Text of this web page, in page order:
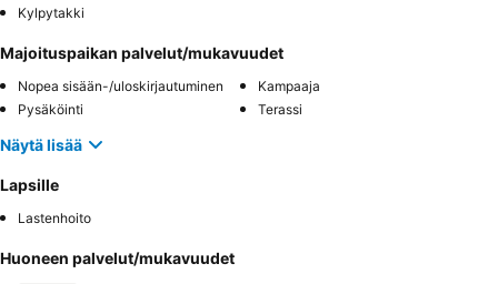
Kylpytakki
Majoituspaikan palvelut/mukavuudet
Nopea sisään-/uloskirjautuminen
Kampaaja
Pysäköinti
Terassi
Näytä lisää
Lapsille
Lastenhoito
Huoneen palvelut/mukavuudet